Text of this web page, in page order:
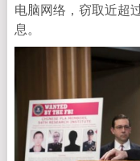
电脑网络，窃取近超
息。